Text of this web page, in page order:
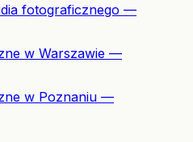
fotograficznego —
w Warszawie —
w Poznaniu —